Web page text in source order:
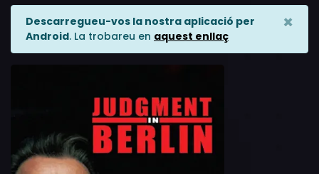
Descarregueu-vos la nostra aplicació per
Android. La trobareu en aquest enllaç
×